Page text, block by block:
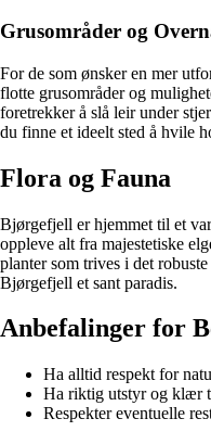
Grusområder og
For de som ønsker en mer
flotte grusområder og
foretrekker å slå leir under
du finne et ideelt sted å hvile
Flora og Fauna
Bjørgefjell er hjemmet til et
oppleve alt fra majestetiske
planter som trives i det
Bjørgefjell et sant paradis.
Anbefalinger for
Ha alltid respekt for
Ha riktig utstyr og klær
Respekter eventuelle